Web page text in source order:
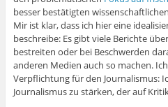
besser bestätigten
Mir ist klar, dass ich hier eine
beschreibe: Es gibt viele Berichte
bestreiten oder bei Beschwerden
anderen Medien auch so machen.
Verpflichtung für den Journalismus:
Journalismus zu stärken, der auf